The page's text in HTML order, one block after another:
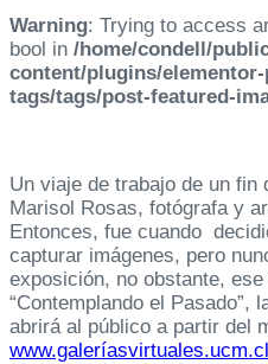
Warning: Trying to access
bool in /home/condell/
content/plugins/
tags/tags/post-featured-
Un viaje de trabajo de un fin
Marisol Rosas, fotógrafa y
Entonces, fue cuando
capturar imágenes, pero
exposición, no obstante,
“Contemplando el Pasado”,
abrirá al público a partir del
www.galeríasvirtuales.ucm.cl